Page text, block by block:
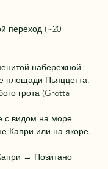
переход (~20
набережной
площади Пьяццетта.
грота (Grotta
с видом на море.
Капри или на якоре.
→ Позитано